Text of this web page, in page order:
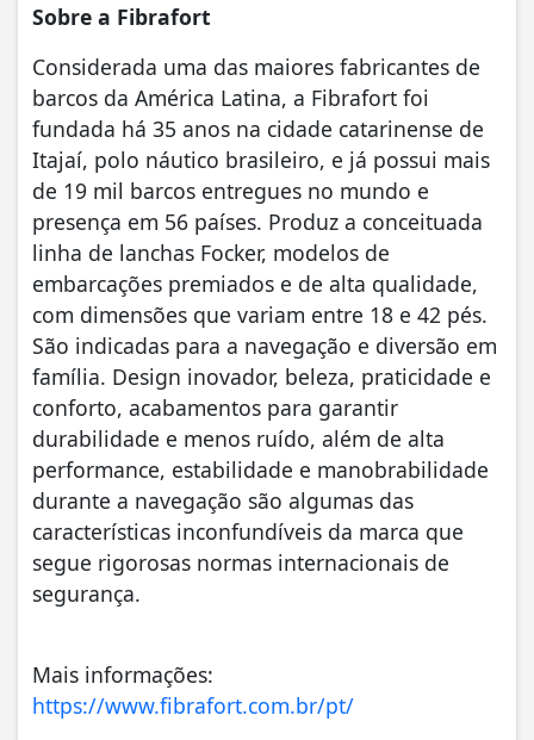
Sobre a Fibrafort
Considerada uma das maiores fabricantes de
barcos da América Latina, a Fibrafort foi
fundada há 35 anos na cidade catarinense de
Itajaí, polo náutico brasileiro, e já possui mais
de 19 mil barcos entregues no mundo e
presença em 56 países. Produz a conceituada
linha de lanchas Focker, modelos de
embarcações premiados e de alta qualidade,
com dimensões que variam entre 18 e 42 pés.
São indicadas para a navegação e diversão em
família. Design inovador, beleza, praticidade e
conforto, acabamentos para garantir
durabilidade e menos ruído, além de alta
performance, estabilidade e manobrabilidade
durante a navegação são algumas das
características inconfundíveis da marca que
segue rigorosas normas internacionais de
segurança.
Mais informações:
https://www.fibrafort.com.br/pt/